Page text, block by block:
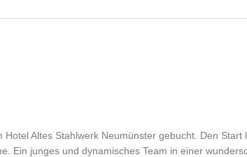
Altes Stahlwerk Neumünster gebucht. Den
Ein junges und dynamisches Team in einer